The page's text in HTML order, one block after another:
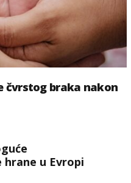
čvrstog braka nakon
hrane u Evropi